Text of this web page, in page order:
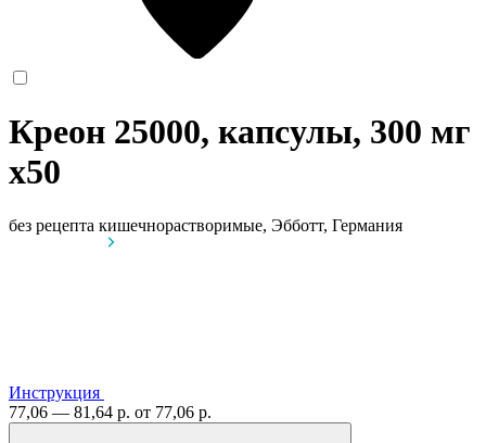
Креон 25000, капсулы, 300 мг
x50
без рецепта кишечнорастворимые, Эбботт, Германия
Инструкция
77,06 — 81,64 р. от 77,06 р.